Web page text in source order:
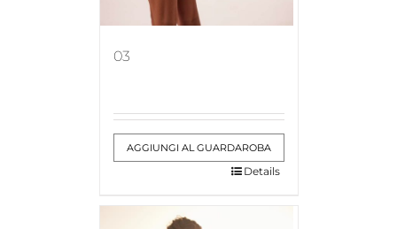
03
AGGIUNGI AL GUARDAROBA
Details